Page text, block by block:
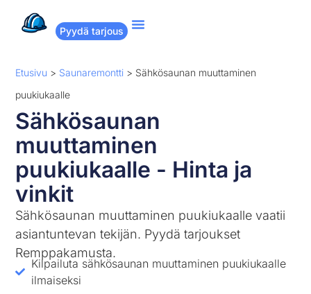
Pyydä tarjous
Etusivu > Saunaremontti > Sähkösaunan muuttaminen
puukiukaalle
Sähkösaunan
muuttaminen
puukiukaalle - Hinta ja
vinkit
Sähkösaunan muuttaminen puukiukaalle vaatii
asiantuntevan tekijän. Pyydä tarjoukset
Remppakamusta.
Kilpailuta sähkösaunan muuttaminen puukiukaalle
ilmaiseksi